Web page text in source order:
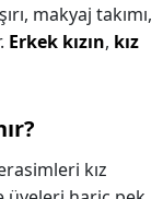
makyaj takımı,
Erkek kızın, kız
kız